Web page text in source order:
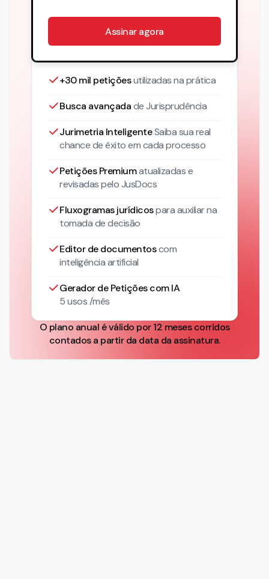
Assinar agora
+30 mil petiçõesutilizadas na prática
Busca avançadade Jurisprudência
Jurimetria InteligenteSaiba sua real
chance de êxito em cada processo
Petições Premiumatualizadase
revisadas pelo JusDocs
Fluxogramas jurídicospara auxiliar na
tomada de decisão
Editor de documentoscom
inteligência artificial
Gerador de Petições com IA
5 usos /mês
O plano anual é válido por 12 meses corridos
contados a partir da data da assinatura.